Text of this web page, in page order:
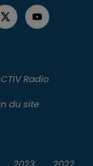
Radio
du site